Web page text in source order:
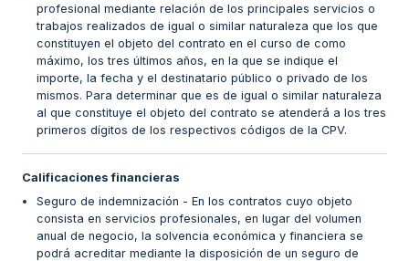
profesional mediante relación de los principales servicios o
trabajos realizados de igual o similar naturaleza que los que
constituyen el objeto del contrato en el curso de como
máximo, los tres últimos años, en la que se indique el
importe, la fecha y el destinatario público o privado de los
mismos. Para determinar que es de igual o similar naturaleza
al que constituye el objeto del contrato se atenderá a los tres
primeros dígitos de los respectivos códigos de la CPV.
Calificaciones financieras
Seguro de indemnización - En los contratos cuyo objeto
consista en servicios profesionales, en lugar del volumen
anual de negocio, la solvencia económica y financiera se
podrá acreditar mediante la disposición de un seguro de